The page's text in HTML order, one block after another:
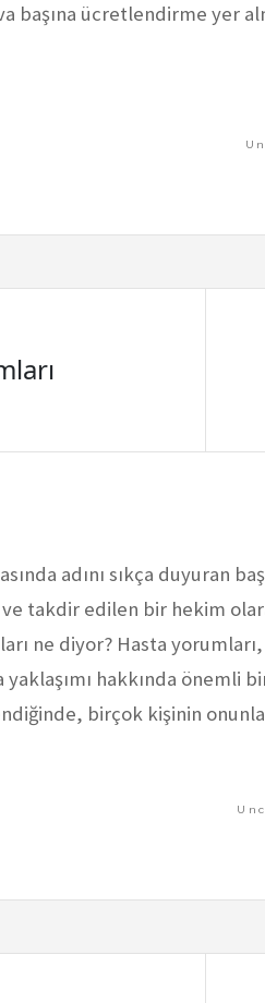
başına ücretlendirme yer
adını sıkça duyuran
takdir edilen bir hekim
ne diyor? Hasta
hakkında önemli
birçok kişinin